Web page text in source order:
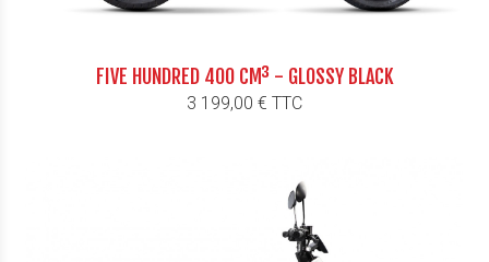
FIVE HUNDRED 400 CM³ - GLOSSY BLACK
Prix
3 199,00 € TTC